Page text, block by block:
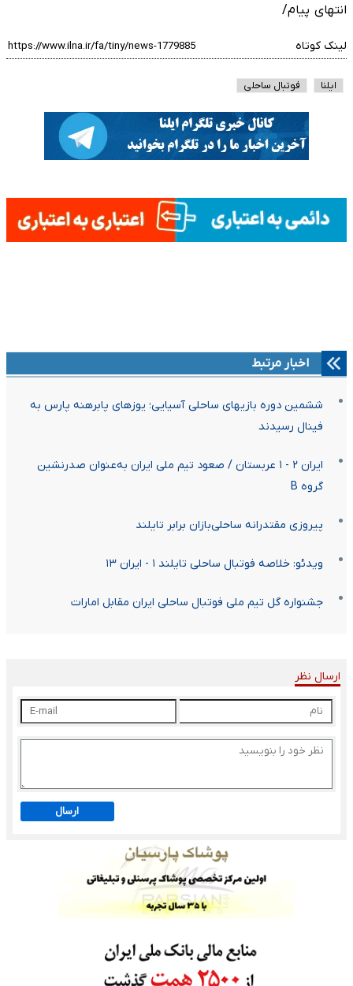
انتهای پیام/
لینک کوتاه
ایلنا فوتبال ساحلی
اخبار مرتبط
ششمین دوره بازیهای ساحلی آسیایی؛ یوزهای پابرهنه پارس به
فینال رسیدند
ایران ۲ - ۱ عربستان / صعود تیم ملی ایران به‌عنوان صدرنشین
گروه B
پیروزی مقتدرانه ساحلی‌بازان برابر تایلند
ویدئو: خلاصه فوتبال ساحلی تایلند ۱ - ایران ۱۳
جشنواره گل تیم ملی فوتبال ساحلی ایران مقابل امارات
ارسال نظر
ارسال